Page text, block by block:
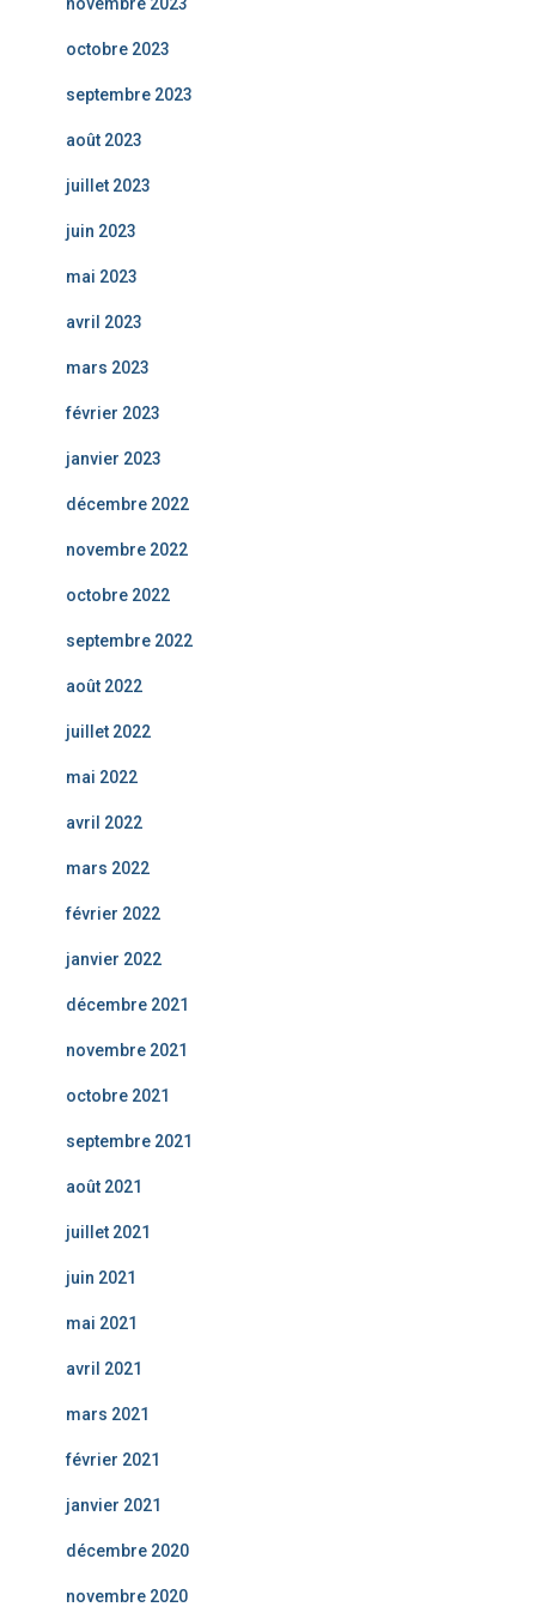
octobre 2023
septembre 2023
août 2023
juillet 2023
juin 2023
mai 2023
avril 2023
mars 2023
février 2023
janvier 2023
décembre 2022
novembre 2022
octobre 2022
septembre 2022
août 2022
juillet 2022
mai 2022
avril 2022
mars 2022
février 2022
janvier 2022
décembre 2021
novembre 2021
octobre 2021
septembre 2021
août 2021
juillet 2021
juin 2021
mai 2021
avril 2021
mars 2021
février 2021
janvier 2021
décembre 2020
novembre 2020